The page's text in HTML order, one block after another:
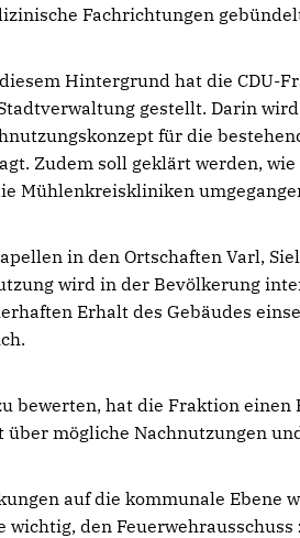
Fachrichtungen
Hintergrund hat die CDU-
gestellt. Darin
für die
Zudem soll geklärt werden,
Mühlenkreiskliniken
in den Ortschaften Varl,
wird in der Bevölkerung
Erhalt des Gebäudes
bewerten, hat die Fraktion
mögliche Nachnutzungen
auf die kommunale Ebene
wichtig, den